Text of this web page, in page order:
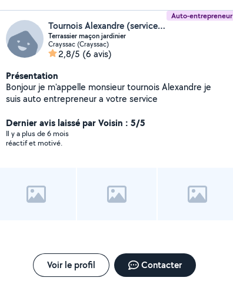
Auto-entrepreneur
Tournois Alexandre (service particulier tp)
Terrassier maçon jardinier
Crayssac (Crayssac)
2,8/5 (6 avis)
Présentation
Bonjour je m'appelle monsieur tournois Alexandre je
suis auto entrepreneur a votre service
Dernier avis laissé par Voisin : 5/5
Il y a plus de 6 mois
réactif et motivé.
Voir le profil Contacter